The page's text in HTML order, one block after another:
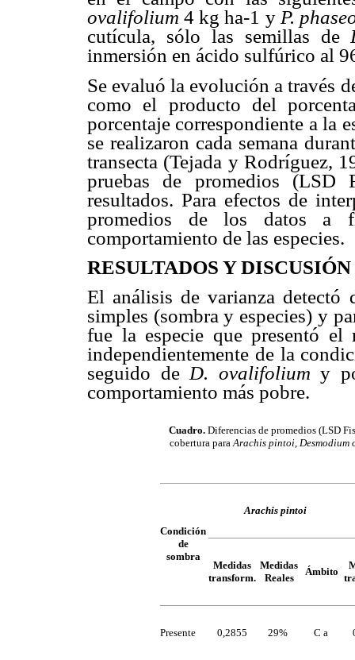
ovalifolium 4 kg ha-1 y P.
cutícula, sólo las semillas de
inmersión en ácido sulfúrico al
Se evaluó la evolución a través
como el producto del
porcentaje correspondiente a la
se realizaron cada semana
transecta (Tejada y Rodríguez,
pruebas de promedios
resultados. Para efectos de
promedios de los datos a
comportamiento de las especies.
RESULTADOS Y DISCUSIÓN
El análisis de varianza detectó
simples (sombra y especies) y
fue la especie que presentó
independientemente de la
seguido de D. ovalifolium y
comportamiento más pobre.
Cuadro. Diferencias de promedios (LSD
cobertura paraArachis pintoi,
Condición
de
sombra
Arachis pintoi
Medidas
transform.
Medidas
Reales
Ámbito
Presente 0,2855 29% C a